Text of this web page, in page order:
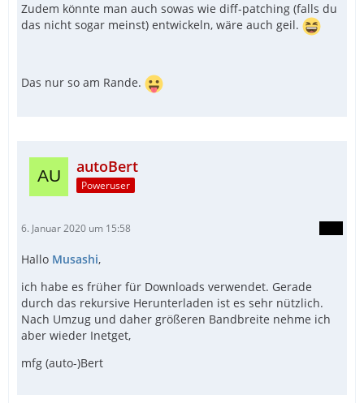
Zudem könnte man auch sowas wie diff-patching (falls du
das nicht sogar meinst) entwickeln, wäre auch geil.
Das nur so am Rande.
autoBert
Poweruser
6. Januar 2020 um 15:58
Hallo Musashi,
ich habe es früher für Downloads verwendet. Gerade
durch das rekursive Herunterladen ist es sehr nützlich.
Nach Umzug und daher größeren Bandbreite nehme ich
aber wieder Inetget,
mfg (auto-)Bert